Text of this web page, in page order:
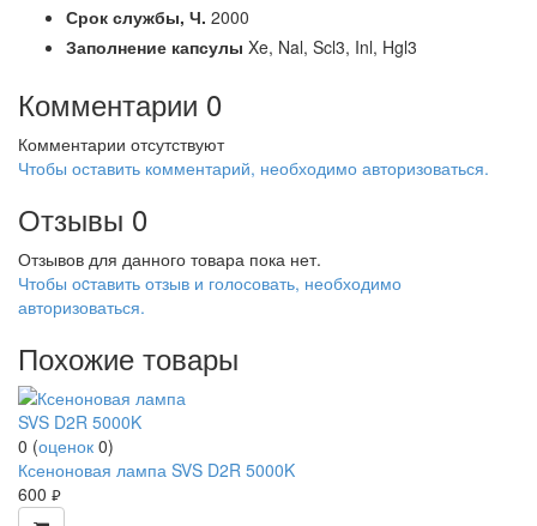
Срок службы, Ч. 2000
Заполнение капсулы Xe, Nal, Scl3, Inl, Hgl3
Комментарии 0
Комментарии отсутствуют
Чтобы оставить комментарий, необходимо авторизоваться.
Отзывы 0
Отзывов для данного товара пока нет.
Чтобы оcтавить отзыв и голосовать, необходимо
авторизоваться.
Похожие товары
0 (оценок 0)
Ксеноновая лампа SVS D2R 5000K
600 руб.